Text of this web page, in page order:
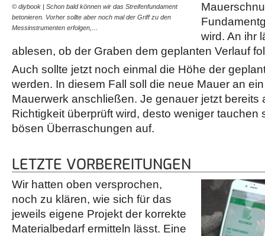
© diybook | Schon bald können wir das Streifenfundament
betonieren. Vorher sollte aber noch mal der Griff zu den
Messinstrumenten erfolgen,…
© diybook | Wir richten
geplanten geraden
aus! Der Graben ist…
wird. An ihr
ablesen, ob der Graben dem geplanten Verlauf
Auch sollte jetzt noch einmal die Höhe der
werden. In diesem Fall soll die neue Mauer an
Mauerwerk anschließen. Je genauer jetzt bereits
Richtigkeit überprüft wird, desto weniger tauchen
bösen Überraschungen auf.
LETZTE VORBEREITUNGEN
Wir hatten oben versprochen,
noch zu klären, wie sich für das
jeweils eigene Projekt der korrekte
Materialbedarf ermitteln lässt. Eine